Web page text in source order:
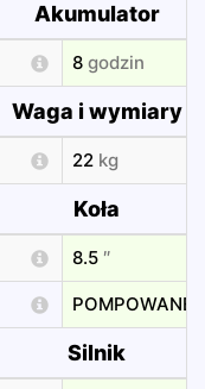
Akumulator
8 godzin
Waga i wymiary
22 kg
Koła
8.5 ″
POMPOWANE
Silnik